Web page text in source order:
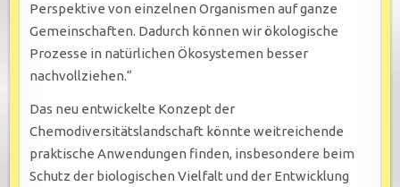
Perspektive von einzelnen Organismen auf ganze
Gemeinschaften. Dadurch können wir ökologische
Prozesse in natürlichen Ökosystemen besser
nachvollziehen.“
Das neu entwickelte Konzept der
Chemodiversitätslandschaft könnte weitreichende
praktische Anwendungen finden, insbesondere beim
Schutz der biologischen Vielfalt und der Entwicklung